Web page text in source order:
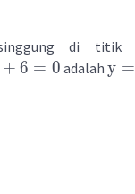
singgung di titik
+ 6 = 0 adalah y =